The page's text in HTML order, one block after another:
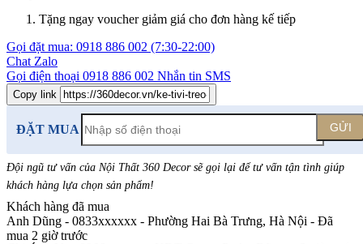
Tặng ngay voucher giảm giá cho đơn hàng kế tiếp
Gọi đặt mua: 0918 886 002 (7:30-22:00)
Chat Zalo
Gọi điện thoại 0918 886 002 Nhắn tin SMS
Copy link
ĐẶT MUA GỬI
Đội ngũ tư vấn của Nội Thất 360 Decor sẽ gọi lại để tư vấn tận tình giúp
khách hàng lựa chọn sản phẩm!
Khách hàng đã mua
Anh Dũng - 0833xxxxxx - Phường Hai Bà Trưng, Hà Nội - Đã
mua 2 giờ trước